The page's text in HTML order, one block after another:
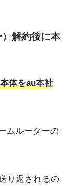
解約後に本
体をau本社
ムルーターの
り返されるの